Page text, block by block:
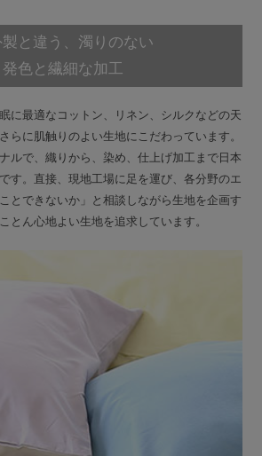
製と違う、濁りのない
発色と繊細な加工
に最適なコットン、リネン、シルクなどの天
らに肌触りのよい生地にこだわっています。
ルで、織りから、染め、仕上げ加工まで日本
す。直接、現地工場に足を運び、各分野のエ
とできないか」と相談しながら生地を企画す
とん心地よい生地を追求しています。